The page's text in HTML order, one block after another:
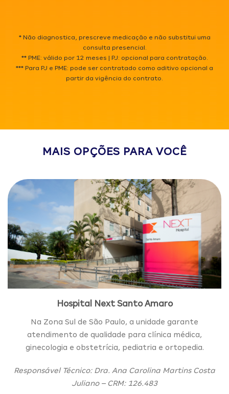
* Não diagnostica, prescreve medicação e não substitui uma
consulta presencial.
** PME: válido por 12 meses | PJ: opcional para contratação.
*** Para PJ e PME: pode ser contratado como aditivo opcional a
partir da vigência do contrato.
MAIS OPÇÕES PARA VOCÊ
Hospital Next Santo Amaro
Na Zona Sul de São Paulo, a unidade garante
atendimento de qualidade para clínica médica,
ginecologia e obstetrícia, pediatria e ortopedia.
Responsável Técnico: Dra. Ana Carolina Martins Costa
Juliano – CRM: 126.483